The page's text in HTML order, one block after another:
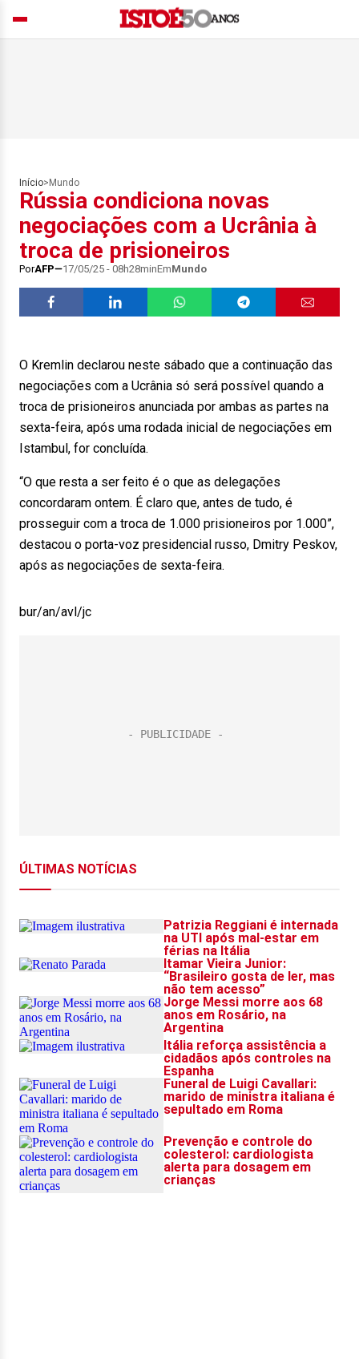
Início> Mundo
Rússia condiciona novas
negociações com a Ucrânia à
troca de prisioneiros
PorAFP 17/05/25 - 08h28minEmMundo
O Kremlin declarou neste sábado que a continuação das
negociações com a Ucrânia só será possível quando a
troca de prisioneiros anunciada por ambas as partes na
sexta-feira, após uma rodada inicial de negociações em
Istambul, for concluída.
“O que resta a ser feito é o que as delegações
concordaram ontem. É claro que, antes de tudo, é
prosseguir com a troca de 1.000 prisioneiros por 1.000”,
destacou o porta-voz presidencial russo, Dmitry Peskov,
após as negociações de sexta-feira.
bur/an/avl/jc